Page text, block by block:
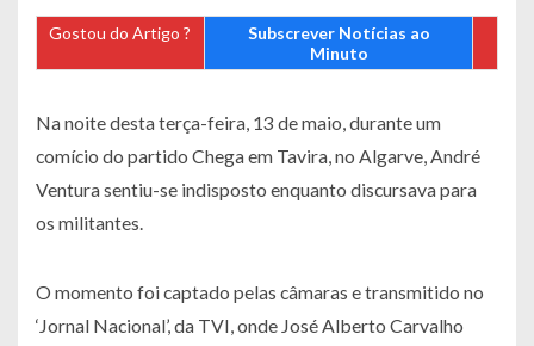
Gostou do Artigo ?
Subscrever Notícias ao
Minuto
Na noite desta terça-feira, 13 de maio, durante um
comício do partido Chega em Tavira, no Algarve, André
Ventura sentiu-se indisposto enquanto discursava para
os militantes.
O momento foi captado pelas câmaras e transmitido no
‘Jornal Nacional’, da TVI, onde José Alberto Carvalho